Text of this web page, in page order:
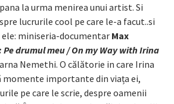
la urma menirea unui artist. Si
lucrurile cool pe care le-a facut..si
miniseria-documentar Max
Pe drumul meu / On my Way with Irina
Nemethi. O călătorie in care Irina
momente importante din viața ei,
pe care le scrie, despre oamenii